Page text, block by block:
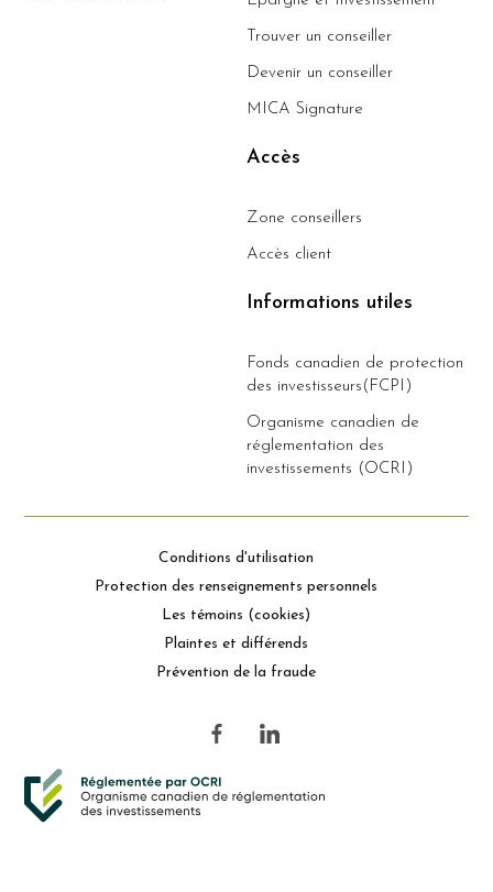
Trouver un conseiller
Devenir un conseiller
MICA Signature
Accès
Zone conseillers
Accès client
Informations utiles
Fonds canadien de protection
des investisseurs(FCPI)
Organisme canadien de
réglementation des
investissements (OCRI)
Conditions d'utilisation
Protection des renseignements personnels
Les témoins (cookies)
Plaintes et différends
Prévention de la fraude